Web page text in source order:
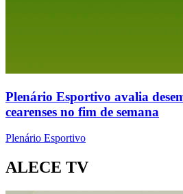
Plenário Esportivo avalia
cearenses no fim de semana
Plenário Esportivo
ALECE TV